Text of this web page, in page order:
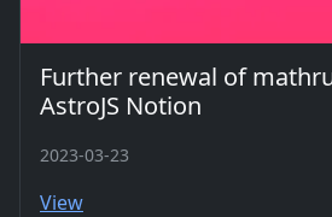
Further renewal of
AstroJS Notion
2023-03-23
View